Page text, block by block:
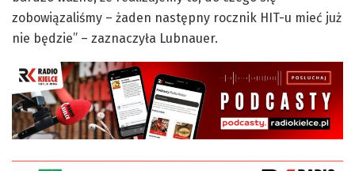
zobowiązaliśmy – żaden następny rocznik HIT-u mieć już
nie będzie” – zaznaczyła Lubnauer.